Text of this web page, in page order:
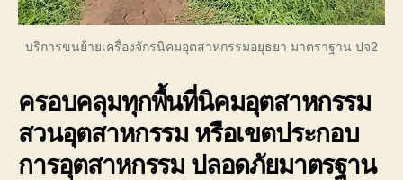
บริการขนย้ายเครื่องจักรนิคมอุตสาหกรรมอยุธยา มาตราฐาน ปจ2
ครอบคลุมทุกพื้นที่นิคมอุตสาหกรรม
สวนอุตสาหกรรม หรือเขตประกอบ
การอุตสาหกรรม ปลอดภัยมาตรฐาน